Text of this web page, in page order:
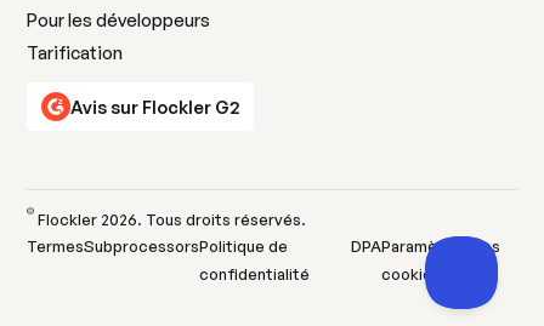
Pour les développeurs
Tarification
Avis sur Flockler G2
© Flockler 2026. Tous droits réservés.
TermesSubprocessorsPolitique de
confidentialité
DPAParamètres des
cookies